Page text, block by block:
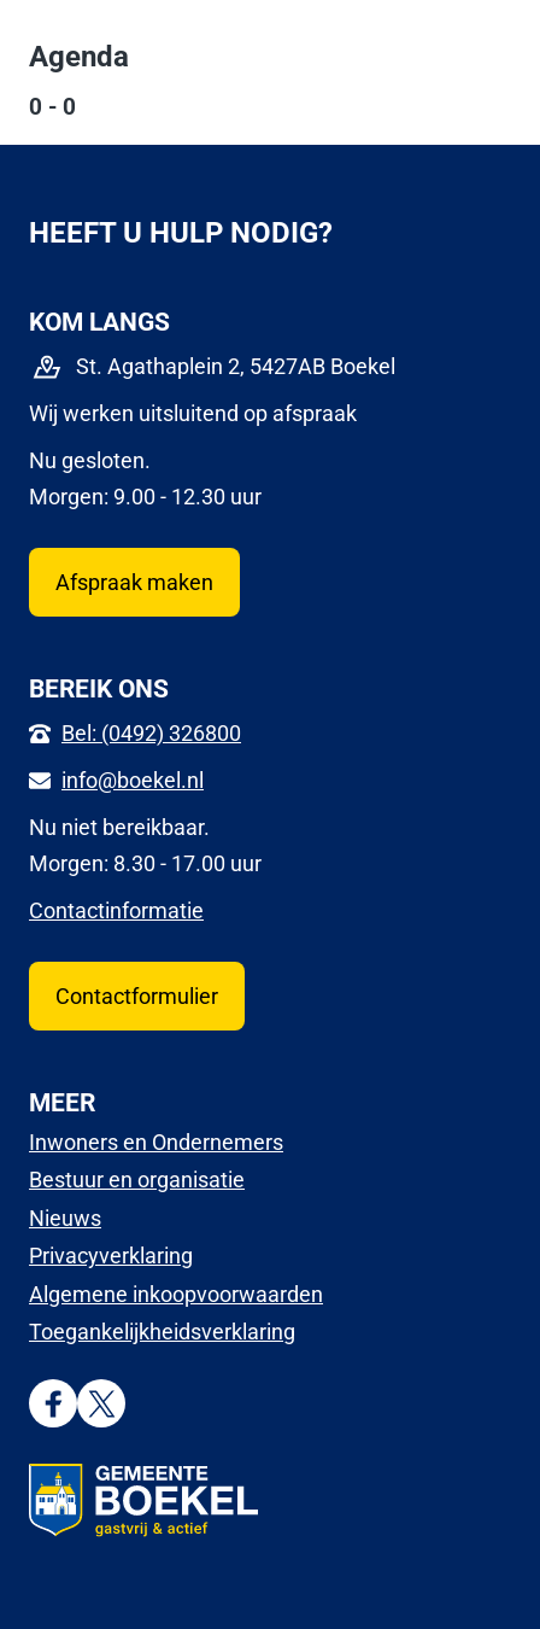
Agenda
0 - 0
HEEFT U HULP NODIG?
KOM LANGS
St. Agathaplein 2, 5427AB Boekel
Wij werken uitsluitend op afspraak
Nu gesloten.
Morgen: 9.00 - 12.30 uur
Afspraak maken
BEREIK ONS
Bel: (0492) 326800
info@boekel.nl
Nu niet bereikbaar.
Morgen: 8.30 - 17.00 uur
Contactinformatie
Contactformulier
MEER
Inwoners en Ondernemers
Bestuur en organisatie
Nieuws
Privacyverklaring
Algemene inkoopvoorwaarden
Toegankelijkheidsverklaring